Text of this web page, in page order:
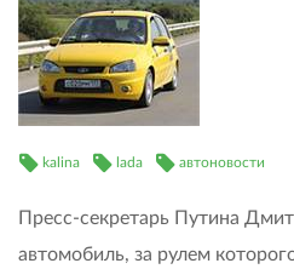
kalina lada автоновости
Пресс-секретарь Путина
автомобиль, за рулем